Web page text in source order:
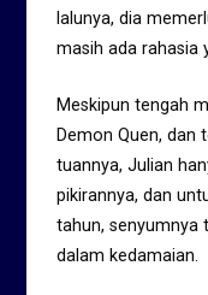
lalunya, dia
masih ada rahasia
Meskipun tengah
Demon Quen, dan
tuannya, Julian
pikirannya, dan
tahun, senyumnya
dalam kedamaian.